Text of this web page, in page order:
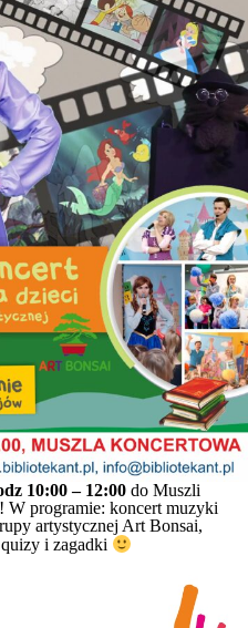
10:00 – 12:00 do Muszli
W programie: koncert muzyki
artystycznej Art Bonsai,
i zagadki